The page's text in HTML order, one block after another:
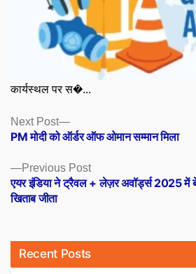
कार्यस्थल पर स�...
Posts
navigation
Previous PostPrevious
post:
एयर इंडिया ने ट्रैवल + लेज़र अवॉर्ड्स 2025 में
खिताब जीता
Next Post
Next
post:
PM मोदी को ऑर्डर ऑफ ओमान सम्मान मिला
Recent Posts